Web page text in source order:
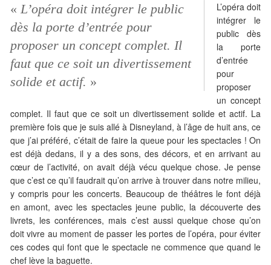
« L’opéra doit intégrer le public
dès la porte d’entrée pour
proposer un concept complet. Il
faut que ce soit un divertissement
solide et actif. »
L’opéra doit
intégrer le
public dès
la porte
d’entrée
pour
proposer
un concept
complet. Il faut que ce soit un divertissement solide et actif. La
première fois que je suis allé à Disneyland, à l’âge de huit ans, ce
que j’ai préféré, c’était de faire la queue pour les spectacles ! On
est déjà dedans, il y a des sons, des décors, et en arrivant au
cœur de l’activité, on avait déjà vécu quelque chose. Je pense
que c’est ce qu’il faudrait qu’on arrive à trouver dans notre milieu,
y compris pour les concerts. Beaucoup de théâtres le font déjà
en amont, avec les spectacles jeune public, la découverte des
livrets, les conférences, mais c’est aussi quelque chose qu’on
doit vivre au moment de passer les portes de l’opéra, pour éviter
ces codes qui font que le spectacle ne commence que quand le
chef lève la baguette.